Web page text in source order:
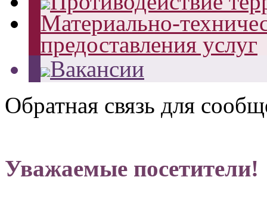
Материально-
предоставления услуг
Вакансии
Обратная связь для
Уважаемые посетители!